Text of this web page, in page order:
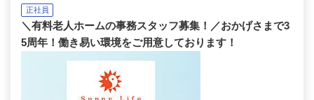
正社員
＼有料老人ホームの事務スタッフ募集！／おかげさまで3
5周年！働き易い環境をご用意しております！